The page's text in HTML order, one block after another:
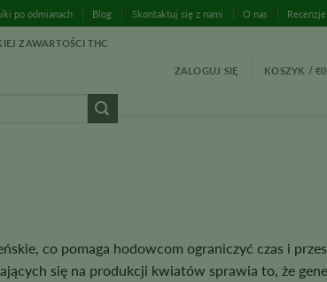
po odmianach Blog Skontaktuj się z nami O nas Recenzje
ZAWARTOŚCI THC
ZALOGUJ SIĘ KOSZYK /€
co pomaga hodowcom ograniczyć czas i
się na produkcji kwiatów sprawia to, że